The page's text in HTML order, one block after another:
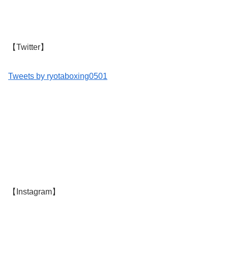
【Twitter】
Tweets by ryotaboxing0501
【Instagram】